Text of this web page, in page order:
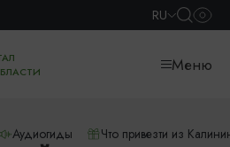
RU
Меню
Аудиогиды Что привезти из